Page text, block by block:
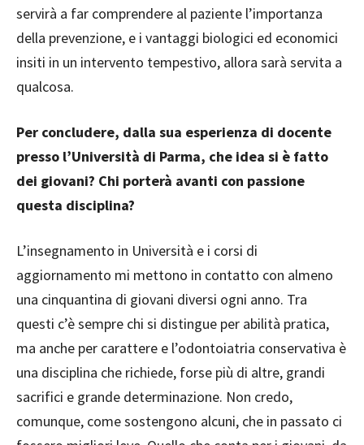
servirà a far comprendere al paziente l’importanza
della prevenzione, e i vantaggi biologici ed economici
insiti in un intervento tempestivo, allora sarà servita a
qualcosa.
Per concludere, dalla sua esperienza di docente
presso l’Università di Parma, che idea si è fatto
dei giovani? Chi porterà avanti con passione
questa disciplina?
L’insegnamento in Università e i corsi di
aggiornamento mi mettono in contatto con almeno
una cinquantina di giovani diversi ogni anno. Tra
questi c’è sempre chi si distingue per abilità pratica,
ma anche per carattere e l’odontoiatria conservativa è
una disciplina che richiede, forse più di altre, grandi
sacrifici e grande determinazione. Non credo,
comunque, come sostengono alcuni, che in passato ci